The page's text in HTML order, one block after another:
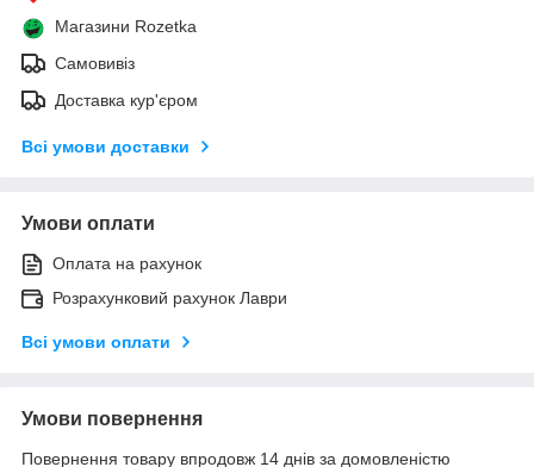
Магазини Rozetka
Самовивіз
Доставка кур'єром
Всі умови доставки
Умови оплати
Оплата на рахунок
Розрахунковий рахунок Лаври
Всі умови оплати
Умови повернення
Повернення товару впродовж 14 днів за домовленістю